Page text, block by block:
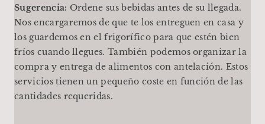
Sugerencia: Ordene sus bebidas antes de su llegada.
Nos encargaremos de que te los entreguen en casa y
los guardemos en el frigorífico para que estén bien
fríos cuando llegues. También podemos organizar la
compra y entrega de alimentos con antelación. Estos
servicios tienen un pequeño coste en función de las
cantidades requeridas.